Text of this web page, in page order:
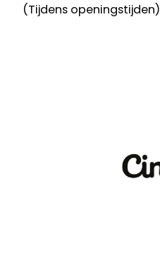
(Tijdens openingstijden)